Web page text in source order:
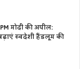
मोदी की अपील:
बढ़ाएं स्वदेशी हैंडलूम की